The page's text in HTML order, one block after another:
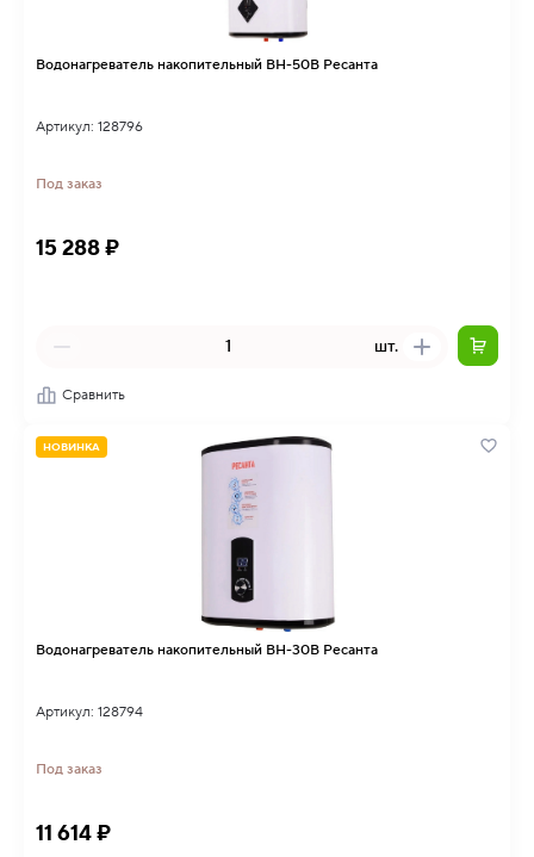
Водонагреватель накопительный ВН-50В Ресанта
Артикул: 128796
Под заказ
15 288 ₽
шт.
Сравнить
НОВИНКА
Водонагреватель накопительный ВН-30В Ресанта
Артикул: 128794
Под заказ
11 614 ₽